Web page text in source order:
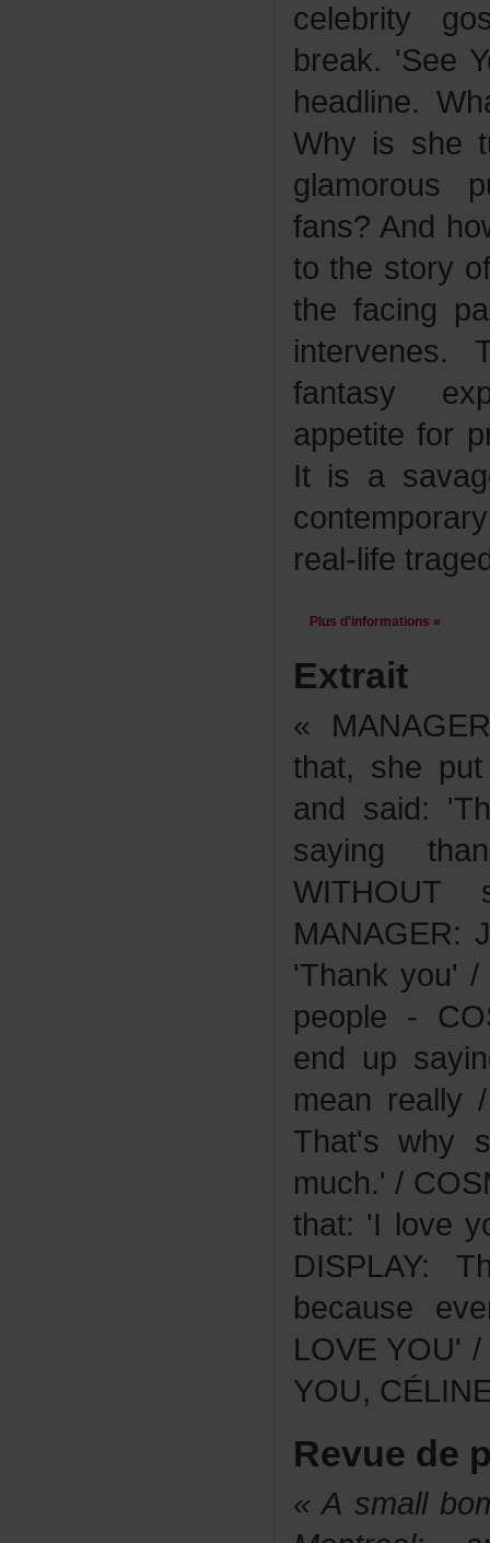
real-
Plusd'informations»
Extrait
'Thankyou'/
people-
much.'/